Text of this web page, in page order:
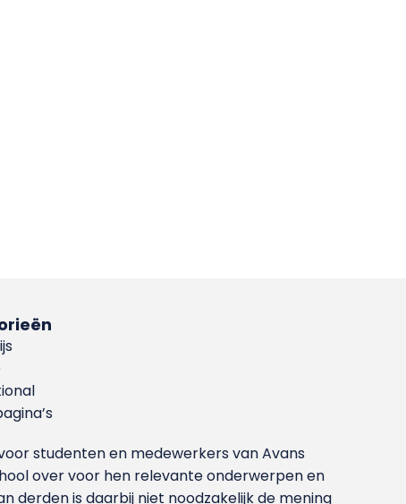
studenten en medewerkers van Avans
over voor hen relevante onderwerpen en
derden is daarbij niet noodzakelijk de mening